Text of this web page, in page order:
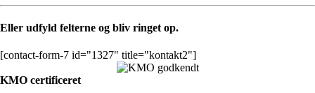
Eller udfyld felterne og bliv ringet op.
[contact-form-7 id="1327" title="kontakt2"]
KMO certificeret